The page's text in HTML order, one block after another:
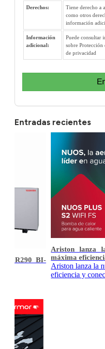
Derechos:
Tiene derecho a
como otros
información
Información
adicional:
Puede consultar
sobre Protección
de privacidad
Entradas recientes
R290 BI-
Ariston lanza
máxima
Ariston lanza la
eficiencia y